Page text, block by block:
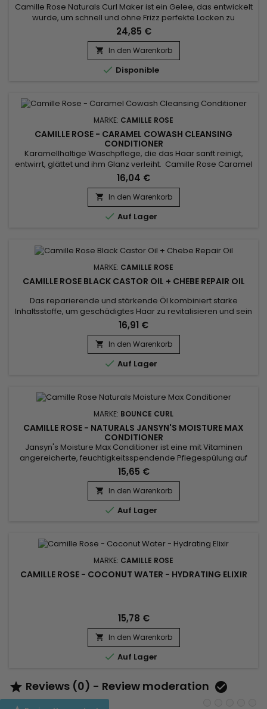
Camille Rose Naturals Curl Maker ist ein Gelee, das entwickelt
wurde, um schnell und ohne Frizz perfekte Locken zu
kreieren.&nbsp; Es spendet Feuchtigkeit, parfümiert und
formt Locken ohne Pappmaché-Effekt.&nbsp; Angereichert
mit Marshmallow und Agavenblättern sorgt er dafür, dass
Ihre Locken den ganzen Tag über an Ort und Stelle bleiben !
Kann mit den...
24,85 €
 In den Warenkorb
 Disponible
MARKE: CAMILLE ROSE
CAMILLE ROSE - CARAMEL COWASH CLEANSING
CONDITIONER
Karamellhaltige Waschpflege, die das Haar sanft reinigt,
entwirrt, glättet und ihm Glanz verleiht. Camille Rose Caramel
Cowash Cleansing Conditioner entfernt alle Spuren von
Schmutz und überschüssigem Talg aus dem Haar. Dank der
Vorteile von Aloe Vera-Saft, Distelsamenöl und nativem
Kokosnussöl kann diese luxuriöse Waschcreme täglich
verwendet werden,...
16,04 €
 In den Warenkorb
 Auf Lager
MARKE: CAMILLE ROSE
CAMILLE ROSE BLACK CASTOR OIL + CHEBE REPAIR OIL
Das reparierende und stärkende Öl kombiniert starke
Inhaltsstoffe, um geschädigtes Haar zu revitalisieren und sein
Wachstum zu fördern. Schwarzes Rizinusöl ist für seine
durchblutungsfördernden Eigenschaften in der Kopfhaut
bekannt, die dazu beitragen, das Haarwachstum zu
beschleunigen.&nbsp; Kokosnussöl spendet tiefgehende
Feuchtigkeit, reduziert...
16,91 €
 In den Warenkorb
 Auf Lager
MARKE: BOUNCE CURL
CAMILLE ROSE - NATURALS JANSYN'S MOISTURE MAX
CONDITIONER
Jansyn's Moisture Max Conditioner ist eine mit Vitaminen
angereicherte, feuchtigkeitsspendende Pflegespülung auf
Kakaobasis, die das Auftreten von Spliss und krausem Haar
reduziert. Süße Kokosnussmilch und Kokosnussöltropfen
werden mit Bio-Aloe-Vera-Saft gemischt und dann mit
reichhaltiger Shea- und Kakaobutter zu einer pflegenden
Basis verdickt....
15,65 €
 In den Warenkorb
 Auf Lager
MARKE: CAMILLE ROSE
CAMILLE ROSE - COCONUT WATER - HYDRATING ELIXIR
15,78 €
 In den Warenkorb
 Auf Lager
 Reviews (0) - Review moderation 